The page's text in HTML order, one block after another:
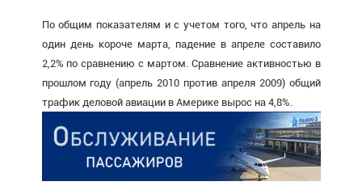
По общим показателям и с учетом того, что апрель на
один день короче марта, падение в апреле составило
2,2% по сравнению с мартом. Сравнение активностью в
прошлом году (апрель 2010 против апреля 2009) общий
трафик деловой авиации в Америке вырос на 4,8%.